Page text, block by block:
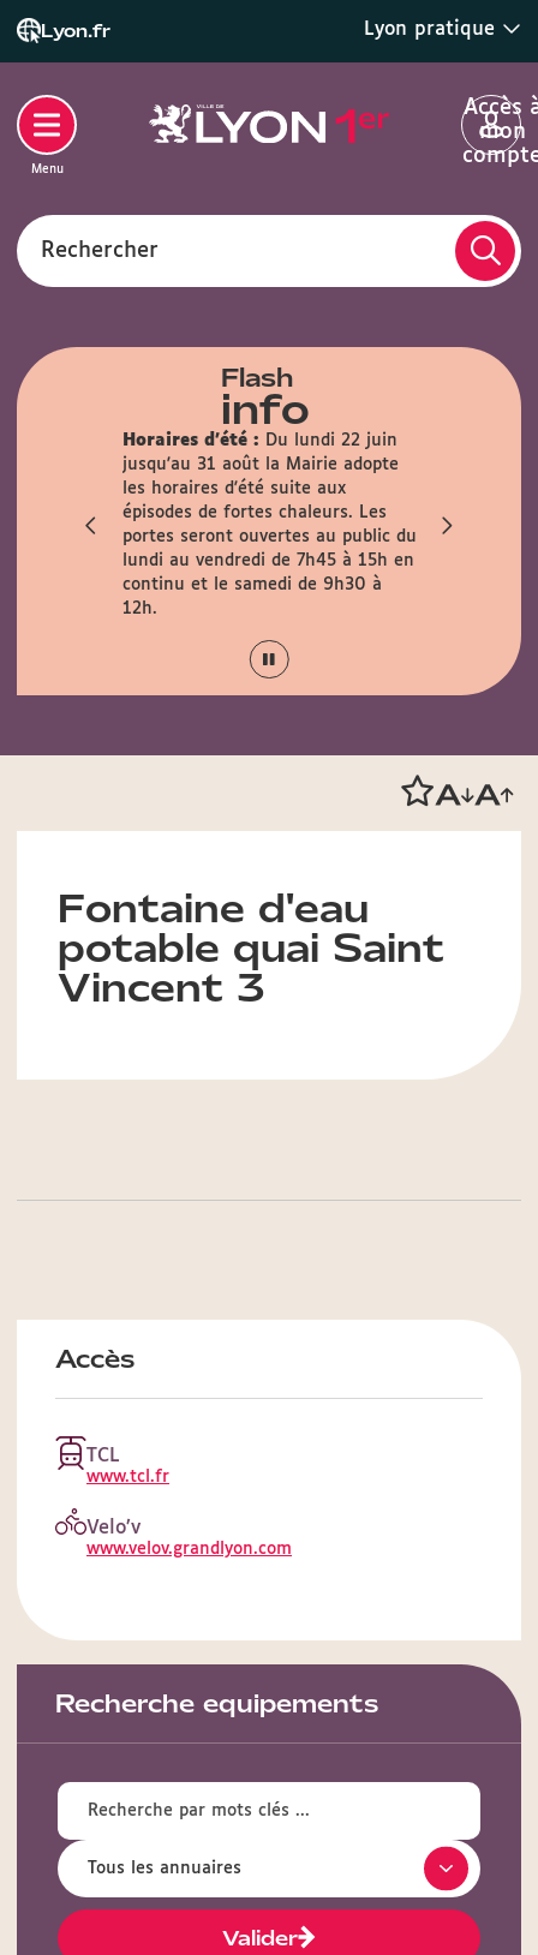
Lyon.fr Lyon pratique
Rechercher
Accès
mon
Menu
Flash
info
Horaires d'été :
Du lundi 22 juin
jusqu'au 31 août la Mairie adopte
les horaires d'été suite aux
épisodes de fortes chaleurs. Les
portes seront ouvertes au public du
lundi au vendredi de 7h45 à 15h en
continu et le samedi de 9h30 à
12h.
Fontaine d'eau
potable quai Saint
Vincent 3
Accès
TCL
www.tcl.fr
Velo’v
www.velov.grandlyon.com
Recherche equipements
Valider